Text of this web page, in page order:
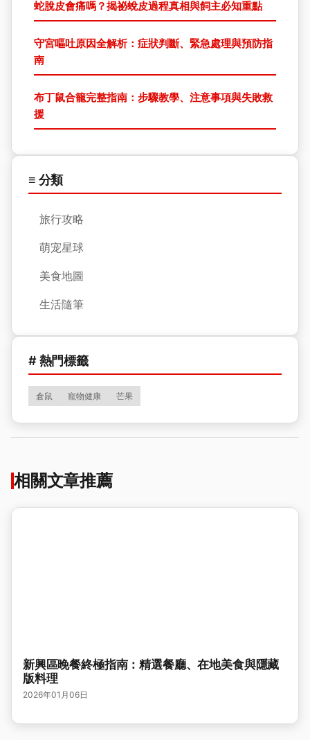
蛇脫皮會痛嗎？揭祕蛻皮過程真相與飼主必知重點
守宮嘔吐原因全解析：症狀判斷、緊急處理與預防指
南
布丁鼠合籠完整指南：步驟教學、注意事項與失敗救
援
≡ 分類
旅行攻略
萌宠星球
美食地圖
生活隨筆
# 熱門標籤
倉鼠 寵物健康 芒果
相關文章推薦
新興區晚餐終極指南：精選餐廳、在地美食與隱藏
版料理
2026年01月06日